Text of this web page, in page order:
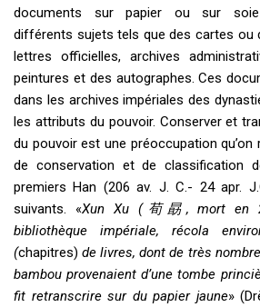
documents sur papier ou sur
différents sujets tels que des cartes ou
lettres officielles, archives
peintures et des autographes. Ces
dans les archives impériales des
les attributs du pouvoir. Conserver et
du pouvoir est une préoccupation
de conservation et de classification
premiers Han (206 av. J. C.- 24 apr.
suivants. «Xun Xu (荀勗 , mort en
bibliothèque impériale, récola
(chapitres) de livres, dont de très
bambou provenaient d’une tombe
fit retranscrire sur du papier jaune»